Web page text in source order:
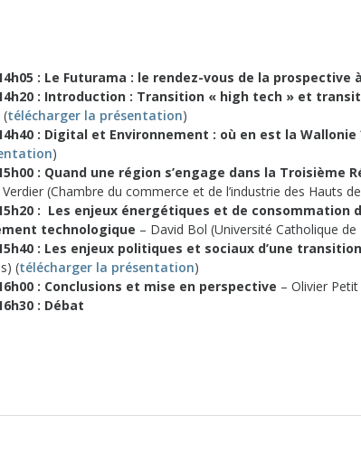
: Le Futurama : le rendez-vous de la prospective à
: Introduction : Transition « high tech » et
(télécharger la présentation)
: Digital et Environnement : où en est la Wallonie
)
: Quand une région s’engage dans la
(Chambre du commerce et de l’industrie des Hauts
: Les enjeux énergétiques et de
technologique – David Bol (Université Catholique de
: Les enjeux politiques et sociaux d’une
(télécharger la présentation)
: Conclusions et mise en perspective – Olivier
: Débat